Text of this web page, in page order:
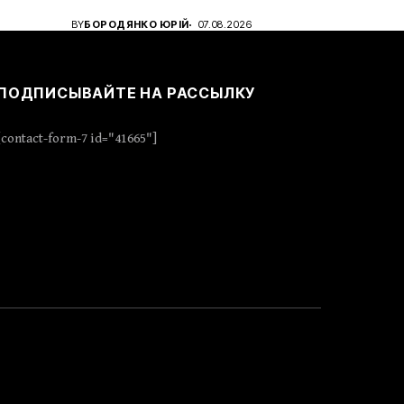
BYБОРОДЯНКО ЮРІЙ 07.08.2026
НА РАССЫЛКУ
[contact-form-7 id="41665"]